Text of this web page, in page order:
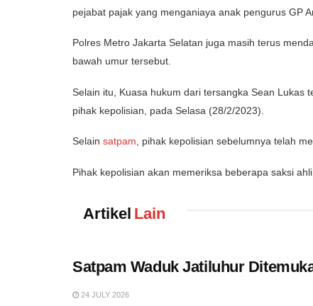
pejabat pajak yang menganiaya anak pengurus GP
Polres Metro Jakarta Selatan juga masih terus
bawah umur tersebut.
Selain itu, Kuasa hukum dari tersangka Sean Lukas
pihak kepolisian, pada Selasa (28/2/2023).
Selain satpam, pihak kepolisian sebelumnya telah
Pihak kepolisian akan memeriksa beberapa saksi
Artikel Lain
Satpam Waduk Jatiluhur
24 JULY 2026